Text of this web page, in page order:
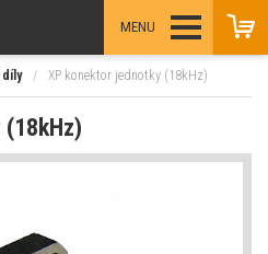
MENU
díly / XP konektor jednotky (18kHz)